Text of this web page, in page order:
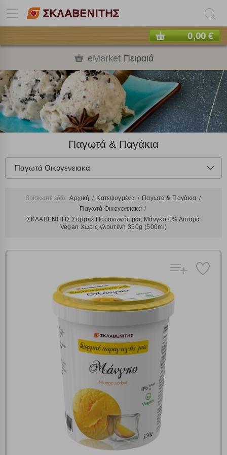
0,00 €
eMarket Πειραιά
Παγωτά & Παγάκια
Παγωτά Οικογενειακά
Βρίσκεστε εδώ: Αρχική Κατεψυγμένα
Παγωτά & Παγάκια
Παγωτά Οικογενειακά
ΣΚΛΑΒΕΝΙΤΗΣ Σορμπέ Παραγωγής μας Μάνγκο 0% Λιπαρά
Vegan Χωρίς γλουτένη 350g (500ml)